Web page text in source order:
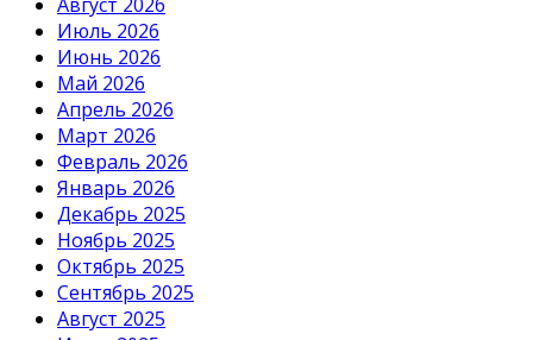
Август 2026
Июль 2026
Июнь 2026
Май 2026
Апрель 2026
Март 2026
Февраль 2026
Январь 2026
Декабрь 2025
Ноябрь 2025
Октябрь 2025
Сентябрь 2025
Август 2025